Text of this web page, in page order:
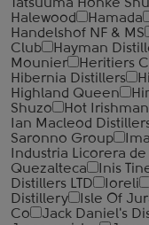
Tatsuuma Honke
Halewood
Hamada
Handelshof NF & MS
Club
Hayman
Mounier
Heritiers
Hibernia Distillers
Highland Queen
Shuzo
Hot
Ian Macleod
Saronno Group
Industria Licorera
Quezalteca
Inis
Distillers LTD
Ioreli
Distillery
Isle Of
Co
Jack Daniel's